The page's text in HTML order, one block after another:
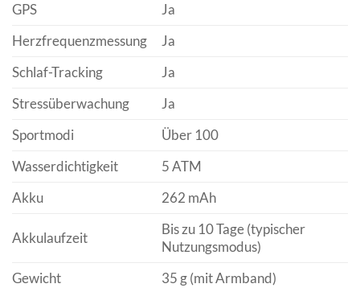
GPS
Ja
Herzfrequenzmessung
Ja
Schlaf-Tracking
Ja
Stressüberwachung
Ja
Sportmodi
Über 100
Wasserdichtigkeit
5 ATM
Akku
262 mAh
Akkulaufzeit
Bis zu 10 Tage (typischer
Nutzungsmodus)
Gewicht
35 g (mit Armband)